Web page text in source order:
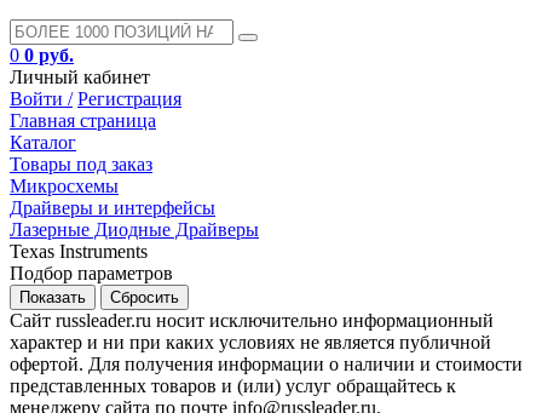
0 0 руб.
Личный кабинет
Войти / Регистрация
Главная страница
Каталог
Товары под заказ
Микросхемы
Драйверы и интерфейсы
Лазерные Диодные Драйверы
Texas Instruments
Подбор параметров
Сайт russleader.ru носит исключительно информационный
характер и ни при каких условиях не является публичной
офертой. Для получения информации о наличии и стоимости
представленных товаров и (или) услуг обращайтесь к
менеджеру сайта по почте info@russleader.ru.